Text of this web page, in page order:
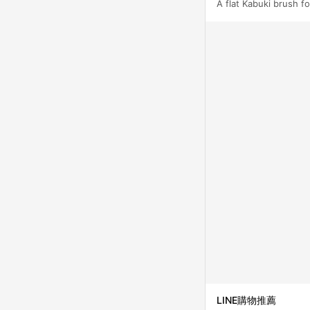
A flat Kabuki brush
LINE購物推薦